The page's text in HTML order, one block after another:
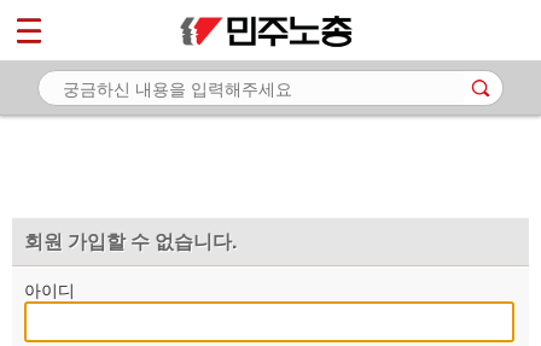
회원 가입할 수 없습니다.
아이디
마이페이지
소개
자료
부설기관